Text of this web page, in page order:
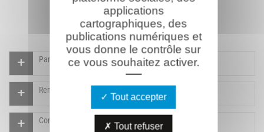
Participer à l'indexation du Mémorial virtuel
Rendre un hommage pour ce combattant
Compléter la fiche pour ce combattant
applications
cartographiques, des
publications numériques et
vous donne le contrôle sur
ce vous souhaitez activer.
Tout accepter
Tout refuser